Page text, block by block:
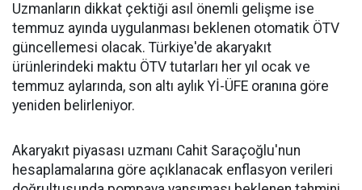
Uzmanların dikkat çektiği asıl önemli gelişme ise
temmuz ayında uygulanması beklenen otomatik ÖTV
güncellemesi olacak. Türkiye'de akaryakıt
ürünlerindeki maktu ÖTV tutarları her yıl ocak ve
temmuz aylarında, son altı aylık Yİ-ÜFE oranına göre
yeniden belirleniyor.
Akaryakıt piyasası uzmanı Cahit Saraçoğlu'nun
hesaplamalarına göre açıklanacak enflasyon verileri